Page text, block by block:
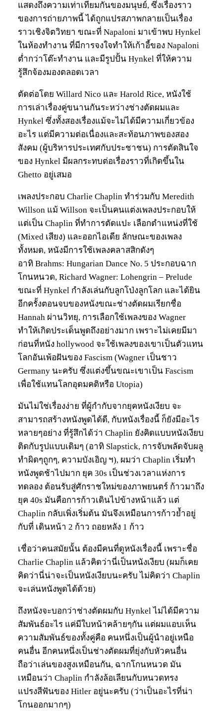
แสดงถึงความเท่าเทียมกันของมนุษย์, ซึ่งเรื่องราว
ของการถ่ายภาพนี้ ได้ถูกแปรสภาพกลายเป็นเรื่อง
ราวเชิงจิตวิทยา ขณะที่ Napaloni มาเข้าพบ Hynkel
ในห้องทำงาน ที่มีการจงใจทำให้เก้าอี้ของ Napaloni
ต่ำกว่าโต๊ะทำงาน และมีรูปปั้น Hynkel ที่ให้ความ
รู้สึกจ้องมองตลอดเวลา
ตัดต่อโดย Willard Nico และ Harold Rice, หนังใช้
การเล่าเรื่องคู่ขนานกันระหว่างช่างตัดผมและ
Hynkel ซึ่งทั้งสองเรื่องแม้จะไม่ได้มีความเกี่ยวข้อง
อะไร แต่มีความต่อเนื่องและสะท้อนภาพของสอง
สังคม (ผู้บริหารประเทศกับประชาชน) การตัดสินใจ
ของ Hynkel มีผลกระทบต่อเรื่องราวที่เกิดขึ้นใน
Ghetto อยู่เสมอ
เพลงประกอบ Charlie Chaplin ทำร่วมกับ Meredith
Willson แม้ Willson จะเป็นคนแต่งเพลงประกอบให้
แต่เป็น Chaplin ที่ทำการตัดแปะ เลือกตำแหน่งที่ใช้
(Mixed เสียง) และออกไอเดีย ลักษณะของเพลง
ทั้งหมด, หนังมีการใช้เพลงคลาสสิกดังๆ
อาทิ Brahms: Hungarian Dance No. 5 ประกอบฉาก
โกนหนวด, Richard Wagner: Lohengrin – Prelude
ขณะที่ Hynkel กำลังเล่นกับลูกโป่งลูกโลก และได้ยิน
อีกครั้งตอนจบของหนังขณะช่างตัดผมเรียกชื่อ
Hannah ผ่านวิทยุ, การเลือกใช้เพลงของ Wagner
ทำให้เกิดประเด็นพูดถึงอย่างมาก เพราะไม่เคยมีมา
ก่อนที่หนัง hollywood จะใช้เพลงของเขาเป็นตัวแทน
โลกอันเพ้อฝันของ Fascism (Wagner เป็นชาว
Germany นะครับ ซึ่งแต่งขึ้นขณะเขาเป็น Fascism
เพื่อใช้แทนโลกอุดมคติหรือ Utopia)
มันไม่ใช่เรื่องง่าย ที่ผู้กำกับจากยุคหนังเงียบ จะ
สามารถสร้างหนังพูดได้ดี, กับหนังเรื่องนี้ ก็ยังมีอะไร
หลายๆอย่าง ที่รู้สึกได้ว่า Chaplin ยังคิดแบบหนังเงียบ
ติดกับรูปแบบเดิมๆ (อาทิ Slapstick, การจับพลัดจับผลู
ทำผิดๆถูกๆ, ความบังเอิญ ฯ), ผมว่า Chaplin เริ่มทำ
หนังพูดช้าไปมาก ยุค 30s เป็นช่วงเวลาแห่งการ
ทดลอง ต้อนรับสู่ศักราชใหม่ของภาพยนตร์ ก้าวมาถึง
ยุค 40s มันคือการก้าวเดินไปข้างหน้าแล้ว แต่
Chaplin กลับเพิ่งเริ่มต้น มันจึงเหมือนการก้าวย้ำอยู่
กับที่ เดินหน้า 2 ก้าว ถอยหลัง 1 ก้าว
เชื่อว่าคนสมัยนั้น ต้องมีคนที่ดูหนังเรื่องนี้ เพราะชื่อ
Charlie Chaplin แล้วคิดว่านี่เป็นหนังเงียบ (ผมก็เคย
คิดว่านี่น่าจะเป็นหนังเงียบนะครับ ไม่คิดว่า Chaplin
จะเล่นหนังพูดได้ด้วย)
ถึงหนังจะบอกว่าช่างตัดผมกับ Hynkel ไม่ได้มีความ
สัมพันธ์อะไร แค่มีใบหน้าคล้ายๆกัน แต่ผมแอบเห็น
ความสัมพันธ์ของทั้งคู่คือ คนหนึ่งเป็นผู้นำอยู่เหนือ
คนอื่น อีกคนหนึ่งเป็นช่างตัดผมที่ยุ่งกับหัวคนอื่น
ถือว่าเล่นของสูงเหมือนกัน, ฉากโกนหนวด มัน
เหมือนว่า Chaplin กำลังล้อเลียนกับหนวดทรง
แปรงสีฟันของ Hitler อยู่นะครับ (ว่าเป็นอะไรที่น่า
โกนออกมากๆ)